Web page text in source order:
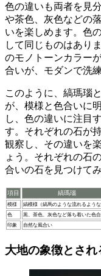
色の違いも両者を見
や茶色、灰色などの
いを楽しめます。色
して同じものはあり
のモノトーンカラー
合いが、モダンで洗
このように、縞瑪瑙
が、模様と色合いに
し、色の違いに注目す
す。それぞれの石が
観察し、その違いを
ょう。それぞれの石
合いの石を見つけて
項目 縞瑪瑙
模様 縞模様（縞馬のような流れるような
色
黒、茶色、灰色など落ち着いた色
印象
自然な風合い
大地の象徴とされ